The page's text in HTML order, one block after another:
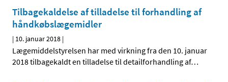
Tilbagekaldelse af tilladelse til forhandling af
håndkøbslægemidler
| 10. januar 2018 |
Lægemiddelstyrelsen har med virkning fra den 10. januar
2018 tilbagekaldt en tilladelse til detailforhandling af…